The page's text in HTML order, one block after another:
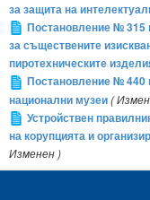
за защита на
Постановление № 315
за съществените
пиротехническите
Постановление № 440
национални музеи(
Устройствен
на корупцията и
Изменен )